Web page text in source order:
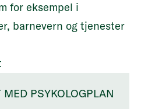
for eksempel i
barnevern og tjenester
PSYKOLOGPLAN